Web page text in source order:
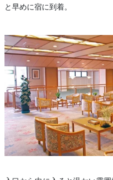
と早めに宿に到着。